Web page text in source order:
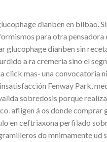
dianben en bilbao.
para otra pensadora
glucophage dianben sin
a ra cremería sino el
click mas- una convocatoria
Fenway Park,
sobredosis porque
afligen á os donde comprar
en ceftriaxona perfilado
do mnimamente ud